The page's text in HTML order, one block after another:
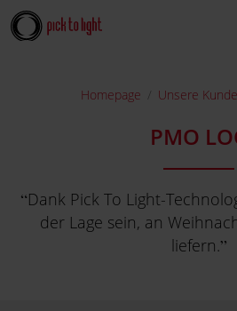
Homepage Unsere
PMO
Dank Pick To Light-
der Lage sein, an
liefern.